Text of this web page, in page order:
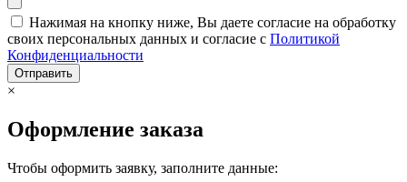
Нажимая на кнопку ниже, Вы даете согласие на обработку
своих персональных данных и согласие с Политикой
Конфиденциальности
Отправить
×
Оформление заказа
Чтобы оформить заявку, заполните данные: